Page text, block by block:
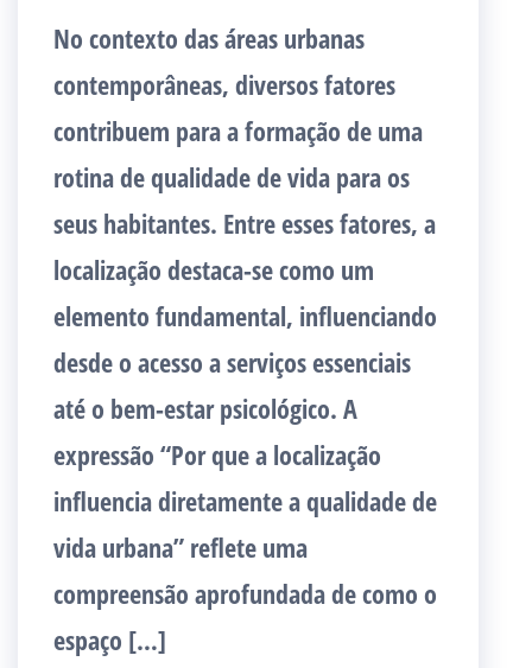
No contexto das áreas urbanas
contemporâneas, diversos fatores
contribuem para a formação de uma
rotina de qualidade de vida para os
seus habitantes. Entre esses fatores, a
localização destaca-se como um
elemento fundamental, influenciando
desde o acesso a serviços essenciais
até o bem-estar psicológico. A
expressão “Por que a localização
influencia diretamente a qualidade de
vida urbana” reflete uma
compreensão aprofundada de como o
espaço […]